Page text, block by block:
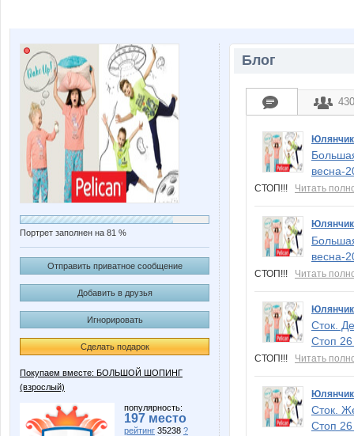
Портрет заполнен на 81 %
Отправить приватное сообщение
Добавить в друзья
Игнорировать
Сделать подарок
Покупаем вместе: БОЛЬШОЙ ШОПИНГ
(взрослый)
популярность:
197 место
рейтинг 35238 ?
Блог
весна-
СТОП!!! Читать
весна-
СТОП!!! Читать
Сток.
Стоп
СТОП!!! Читать
Сток.
Стоп